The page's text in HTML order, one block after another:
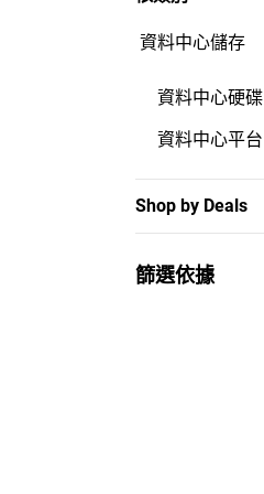
資料中心儲存
資料中心硬碟
資料中心平台
Shop by Deals
篩選依據